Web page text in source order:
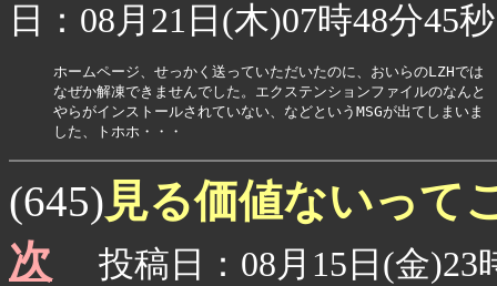
日：08月21日(木)07時48分45秒
ホームページ、せっかく送っていただいたのに、おいらのLZHでは
なぜか解凍できませんでした。エクステンションファイルのなんと
やらがインストールされていない、などというMSGが出てしまいま
した、トホホ・・・
(645)見る価値ないっ
次 投稿日：08月15日(金)23